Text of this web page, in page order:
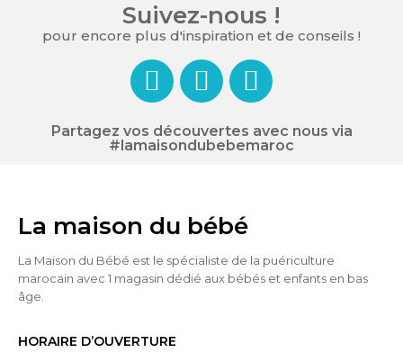
Suivez-nous !
pour encore plus d'inspiration et de conseils !
Partagez vos découvertes avec nous via
#lamaisondubebemaroc
La maison du bébé
La Maison du Bébé est le spécialiste de la puériculture
marocain avec 1 magasin dédié aux bébés et enfants en bas
âge.
HORAIRE D’OUVERTURE